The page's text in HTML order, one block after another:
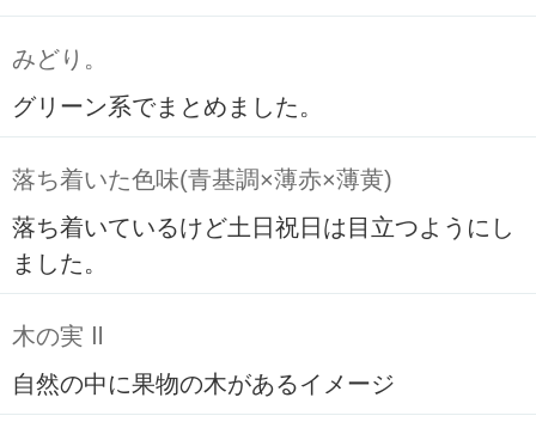
みどり。
グリーン系でまとめました。
落ち着いた色味(青基調×薄赤×薄黄)
落ち着いているけど土日祝日は目立つようにし
ました。
木の実 Ⅱ
自然の中に果物の木があるイメージ